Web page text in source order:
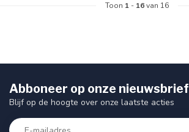
Toon 1 - 16van 16
Abboneer op onze nieuwsbrief
Blijf op de hoogte over onze laatste acties